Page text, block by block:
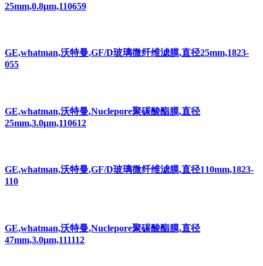
25mm,0.8μm,110659
GE,whatman,沃特曼,GF/D玻璃微纤维滤膜,直径25mm,1823-
055
GE,whatman,沃特曼,Nuclepore聚碳酸酯膜,直径
25mm,3.0μm,110612
GE,whatman,沃特曼,GF/D玻璃微纤维滤膜,直径110mm,1823-
110
GE,whatman,沃特曼,Nuclepore聚碳酸酯膜,直径
47mm,3.0μm,111112